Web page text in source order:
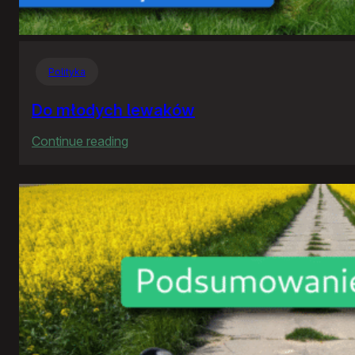
Polityka
Do młodych lewaków
Continue reading
młodych
lewaków